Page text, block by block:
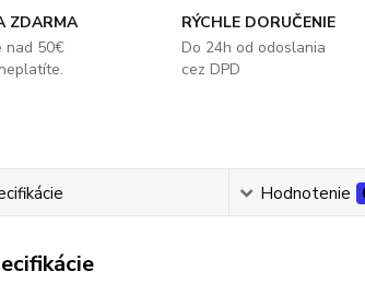
ZDARMA
nad 50€
RÝCHLE DORUČENIE
Do 24h od odoslania
cez DPD
Hodnotenie